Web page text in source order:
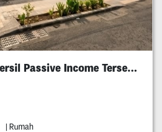
Jalan Arjuno Komersil Passive Income Tersewa
| Rumah